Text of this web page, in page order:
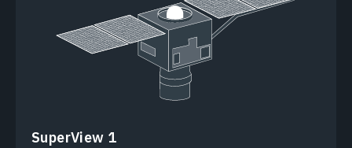
SuperView 1